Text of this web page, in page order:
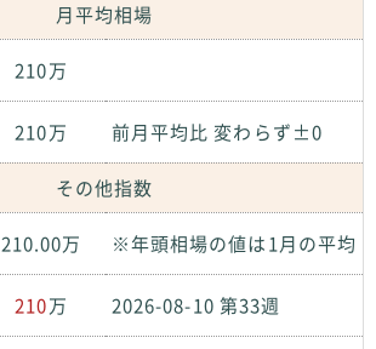
月平均相場
210万
210万 前月平均比 変わらず±0
その他指数
210.00万 ※年頭相場の値は1月の平均
210万 2026-08-10 第33週